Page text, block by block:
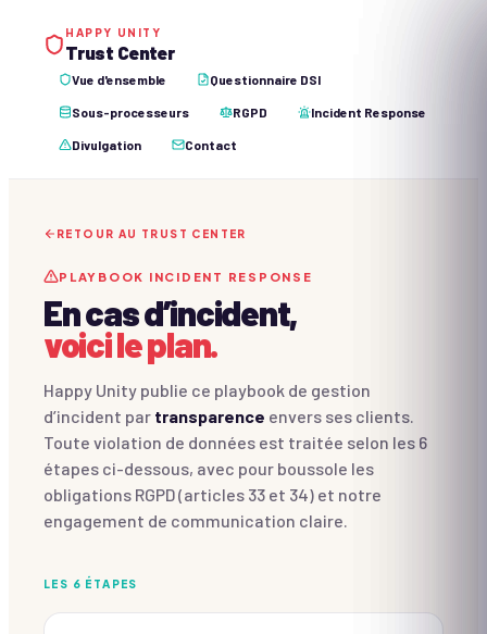
HAPPY UNITY
Trust Center
Vue d'ensemble Questionnaire DSI
Sous-processeurs RGPD Incident Response
Divulgation Contact
RETOUR AU TRUST CENTER
PLAYBOOK INCIDENT RESPONSE
En cas d’incident,
voici le plan.
Happy Unity publie ce playbook de gestion
d’incident par transparence envers ses clients.
Toute violation de données est traitée selon les 6
étapes ci-dessous, avec pour boussole les
obligations RGPD (articles 33 et 34) et notre
engagement de communication claire.
LES 6 ÉTAPES